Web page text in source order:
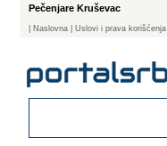
Pečenjare Kruševac
Naslovna | Uslovi i prava korišćenja